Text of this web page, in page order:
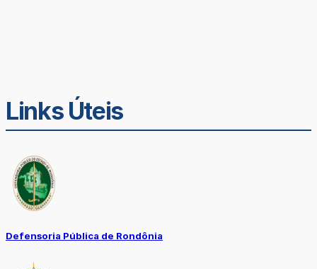
Links Úteis
Defensoria Pública de Rondônia